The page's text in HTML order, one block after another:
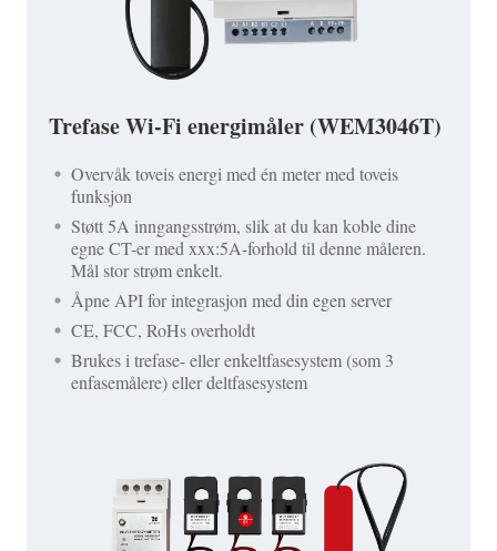
Trefase Wi-Fi energimåler (WEM3046T)
Overvåk toveis energi med én meter med toveis
funksjon
Støtt 5A inngangsstrøm, slik at du kan koble dine
egne CT-er med xxx:5A-forhold til denne måleren.
Mål stor strøm enkelt.
Åpne API for integrasjon med din egen server
CE, FCC, RoHs overholdt
Brukes i trefase- eller enkeltfasesystem (som 3
enfasemålere) eller deltfasesystem